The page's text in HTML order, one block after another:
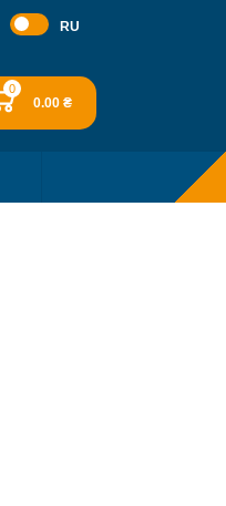
RU
0
0.00 ₴